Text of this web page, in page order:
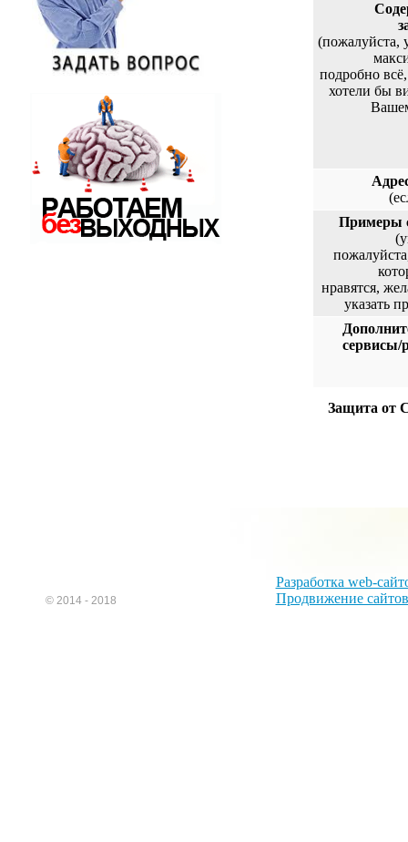
(пожалуйста,
подробно
хотели бы
Примеры
нравятся,
указать
сервисы/
Защита от
© 2014 - 2018
Разработка web-
Продвижение сайтов